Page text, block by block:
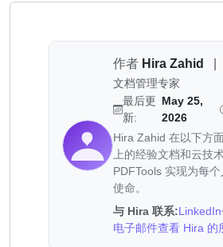
作者 Hira Zahid
文档管理专家
最后更
新:
May 25,
2026
Hira Zahid 在以下方
上的经验文档和云技
PDFTools 实现为每
使命。
与 Hira 联系:
电子邮件查看 Hira 的